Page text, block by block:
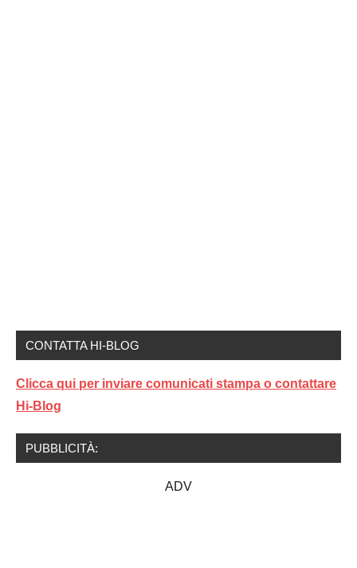
CONTATTA HI-BLOG
Clicca qui per inviare comunicati stampa o contattare
Hi-Blog
PUBBLICITÀ:
ADV